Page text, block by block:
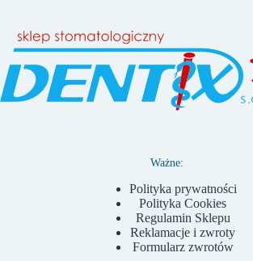
Ważne:
Polityka prywatności
Polityka Cookies
Regulamin Sklepu
Reklamacje i zwroty
Formularz zwrotów